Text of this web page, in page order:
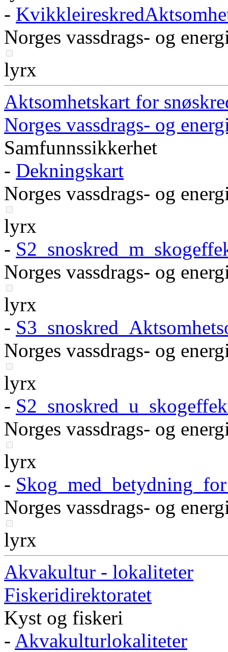
-
Norges vassdrags- og
lyrx
Aktsomhetskart for
Norges vassdrags- og
Samfunnssikkerhet
- Dekningskart
Norges vassdrags- og
lyrx
-
Norges vassdrags- og
lyrx
-
Norges vassdrags- og
lyrx
-
Norges vassdrags- og
lyrx
-
Norges vassdrags- og
lyrx
Akvakultur - lokaliteter
Fiskeridirektoratet
Kyst og fiskeri
- Akvakulturlokaliteter